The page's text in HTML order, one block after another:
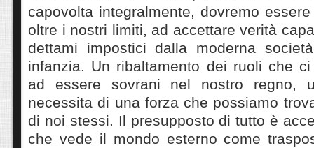
capovolta integralmente, dovremo
oltre i nostri limiti, ad accettare verità
dettami impostici dalla moderna
infanzia. Un ribaltamento dei ruoli che
ad essere sovrani nel nostro regno,
necessita di una forza che possiamo
di noi stessi. Il presupposto di tutto è
che vede il mondo esterno come